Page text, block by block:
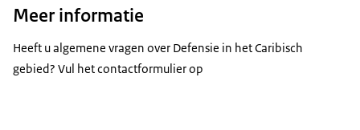
Meer informatie
Heeft u algemene vragen over Defensie in het Caribisch
gebied? Vul het contactformulier op